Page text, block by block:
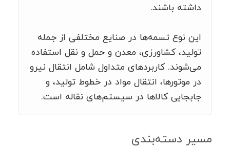
داشته باشند.
این نوع تسمه‌ها در صنایع مختلفی از جمله
تولید، کشاورزی، معدن و حمل و نقل استفاده
می‌شوند. کاربردهای متداول شامل انتقال نیرو
در موتورها، انتقال مواد در خطوط تولید، و
جابجایی کالاها در سیستم‌های نقاله است.
مسیر دسته‌بندی